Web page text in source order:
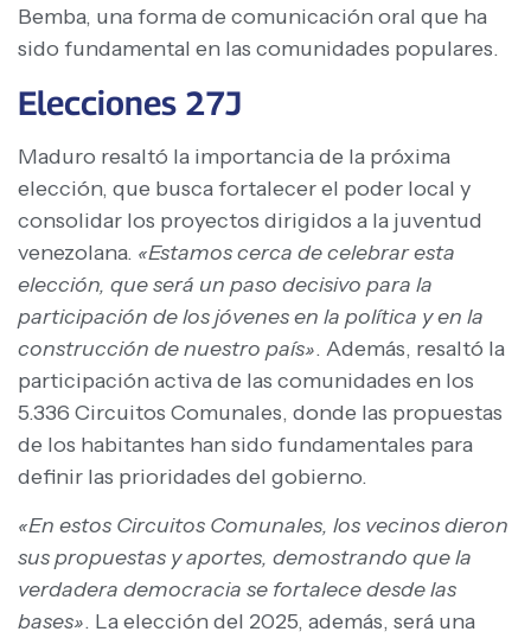
Bemba, una forma de comunicación oral que ha
sido fundamental en las comunidades populares.
Elecciones 27J
Maduro resaltó la importancia de la próxima
elección, que busca fortalecer el poder local y
consolidar los proyectos dirigidos a la juventud
venezolana. «Estamos cerca de celebrar esta
elección, que será un paso decisivo para la
participación de los jóvenes en la política y en la
construcción de nuestro país». Además, resaltó la
participación activa de las comunidades en los
5.336 Circuitos Comunales, donde las propuestas
de los habitantes han sido fundamentales para
definir las prioridades del gobierno.
«En estos Circuitos Comunales, los vecinos dieron
sus propuestas y aportes, demostrando que la
verdadera democracia se fortalece desde las
bases». La elección del 2025, además, será una